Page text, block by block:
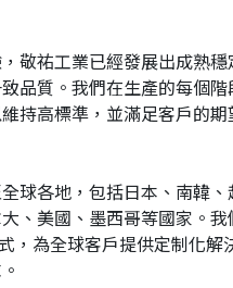
敬祐工業已經發展出成熟
品質。我們在生產的每個階
持高標準，並滿足客戶的期
球各地，包括日本、南韓、
、美國、墨西哥等國家。
，為全球客戶提供定制化解